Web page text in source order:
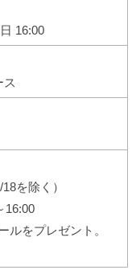
16:00
を除く）
16:00
ルをプレゼント。